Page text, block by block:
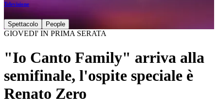
Televisione
Spettacolo People
GIOVEDI' IN PRIMA SERATA
"Io Canto Family" arriva alla
semifinale, l'ospite speciale è
Renato Zero